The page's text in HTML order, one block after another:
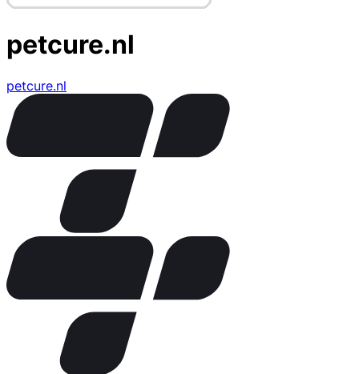
petcure.nl
petcure.nl